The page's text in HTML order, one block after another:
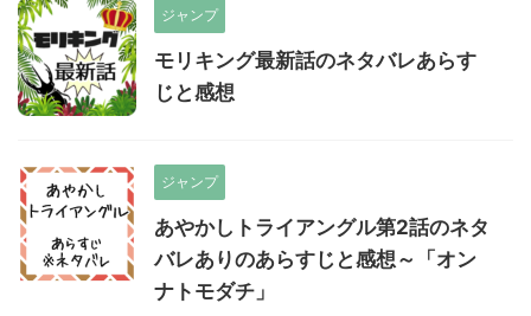
ジャンプ
モリキング最新話のネタバレあらす
じと感想
ジャンプ
あやかしトライアングル第2話のネタ
バレありのあらすじと感想～「オン
ナトモダチ」